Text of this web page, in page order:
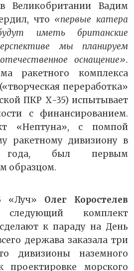
Великобритании Вадим
что «первые катера
иметь британские
мы планируем
оснащение».
ракетного комплекса
переработка»
ПКР Х-35) испытывает
с финансированием.
«Нептуна», с помпой
ракетному дивизиону в
был первым
образцом.
«Луч» Олег Коростелев
комплект
к параду на День
держава заказала три
дивизионы наземного
проектировке морского